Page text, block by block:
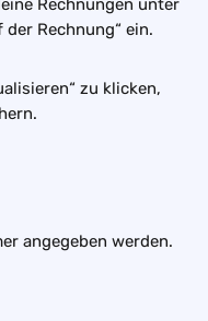
Rechnungen unter
Rechnung“ ein.
zu klicken,
angegeben werden.